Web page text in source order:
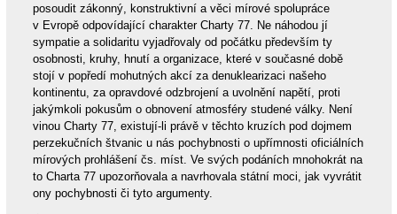
posoudit zákonný, konstruktivní a věci mírové spolupráce
v Evropě odpovídající charakter Charty 77. Ne náhodou jí
sympatie a solidaritu vyjadřovaly od počátku především ty
osobnosti, kruhy, hnutí a organizace, které v současné době
stojí v popředí mohutných akcí za denuklearizaci našeho
kontinentu, za opravdové odzbrojení a uvolnění napětí, proti
jakýmkoli pokusům o obnovení atmosféry studené války. Není
vinou Charty 77, existují-li právě v těchto kruzích pod dojmem
perzekučních štvanic u nás pochybnosti o upřímnosti oficiálních
mírových prohlášení čs. míst. Ve svých podáních mnohokrát na
to Charta 77 upozorňovala a navrhovala státní moci, jak vyvrátit
ony pochybnosti či tyto argumenty.